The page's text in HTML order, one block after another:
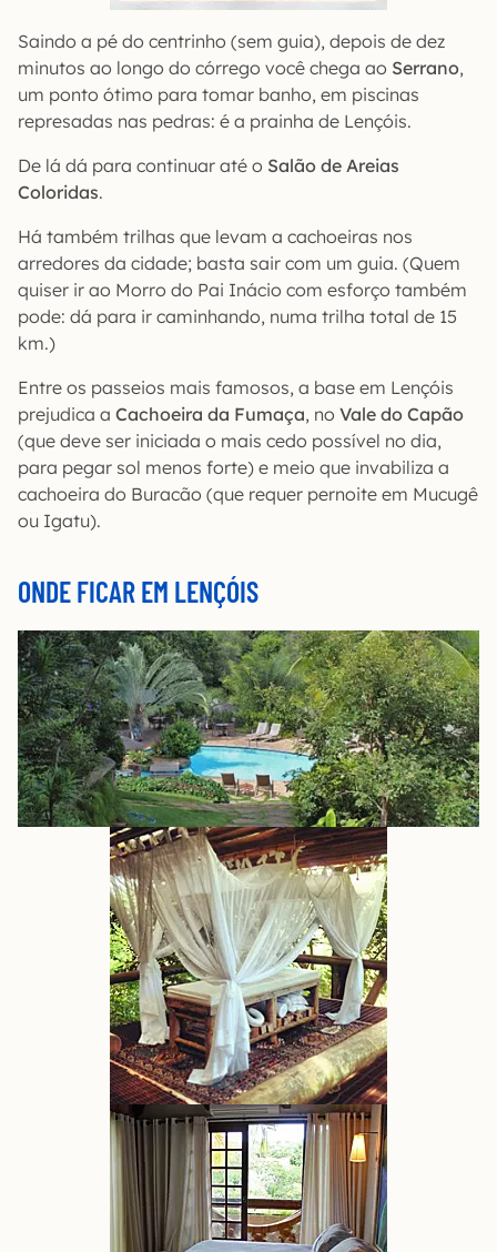
Saindo a pé do centrinho (sem guia), depois de dez
minutos ao longo do córrego você chega ao Serrano,
um ponto ótimo para tomar banho, em piscinas
represadas nas pedras: é a prainha de Lençóis.
De lá dá para continuar até o Salão de Areias
Coloridas.
Há também trilhas que levam a cachoeiras nos
arredores da cidade; basta sair com um guia. (Quem
quiser ir ao Morro do Pai Inácio com esforço também
pode: dá para ir caminhando, numa trilha total de 15
km.)
Entre os passeios mais famosos, a base em Lençóis
prejudica a Cachoeira da Fumaça, no Vale do Capão
(que deve ser iniciada o mais cedo possível no dia,
para pegar sol menos forte) e meio que invabiliza a
cachoeira do Buracão (que requer pernoite em Mucugê
ou Igatu).
ONDE FICAR EM LENÇÓIS